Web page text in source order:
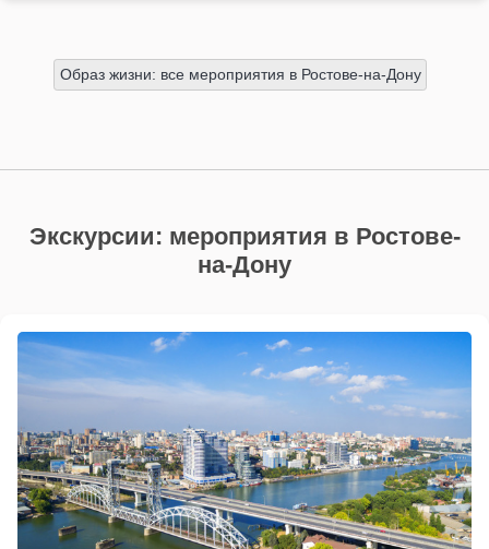
Образ жизни: все мероприятия в Ростове-на-Дону
Экскурсии: мероприятия в Ростове-
на-Дону